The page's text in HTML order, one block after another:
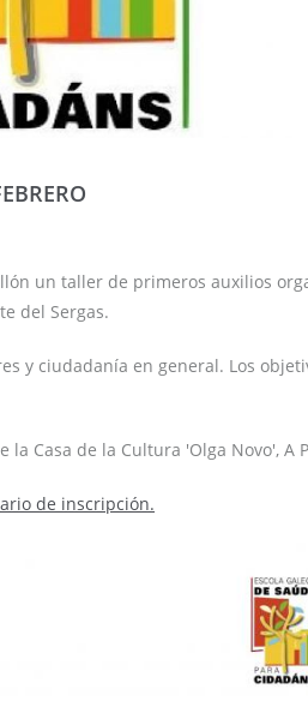
un taller de primeros auxilios
del Sergas.
y ciudadanía en general. Los
la Casa de la Cultura 'Olga Novo', A
de inscripción.